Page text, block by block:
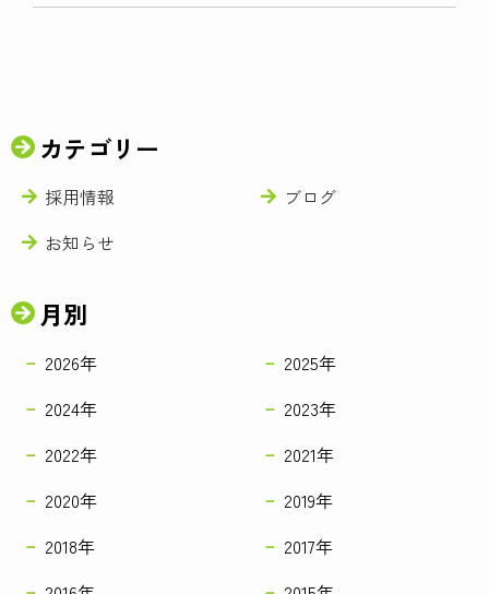
カテゴリー
採用情報
ブログ
お知らせ
月別
2026年
2025年
2024年
2023年
2022年
2021年
2020年
2019年
2018年
2017年